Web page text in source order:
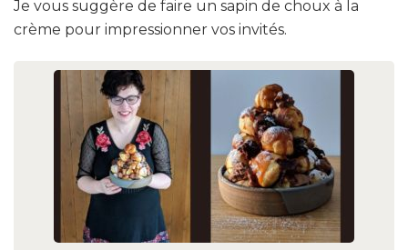
Je vous suggère de faire un sapin de choux à la
crème pour impressionner vos invités.